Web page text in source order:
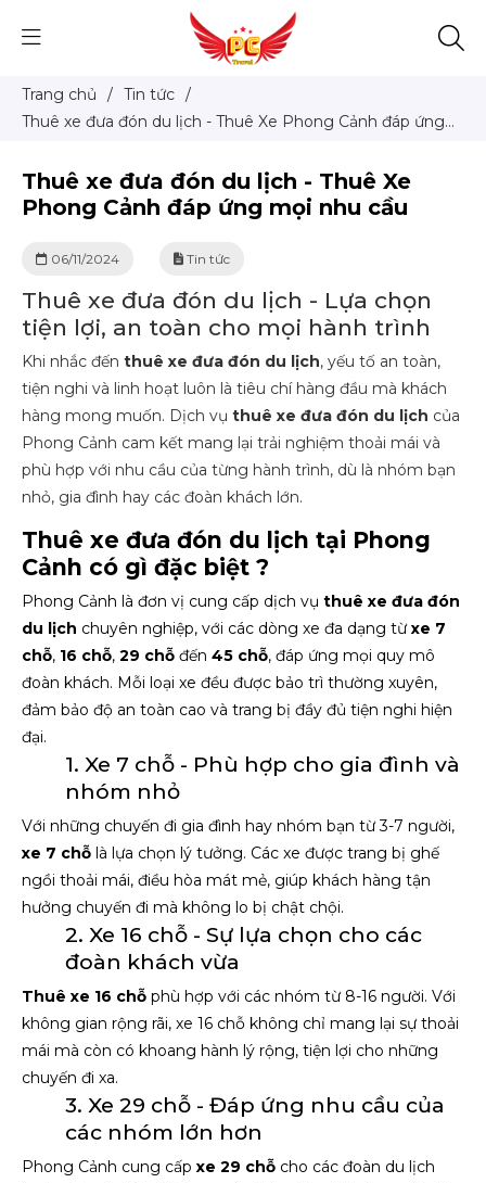
Trang chủ / Tin tức /
Thuê xe đưa đón du lịch - Thuê Xe Phong Cảnh đáp ứng
Thuê xe đưa đón du lịch - Thuê Xe
Phong Cảnh đáp ứng mọi nhu cầu
06/11/2024 Tin tức
Thuê xe đưa đón du lịch - Lựa chọn
tiện lợi, an toàn cho mọi hành trình
Khi nhắc đến thuê xe đưa đón du lịch, yếu tố an toàn,
tiện nghi và linh hoạt luôn là tiêu chí hàng đầu mà khách
hàng mong muốn. Dịch vụ thuê xe đưa đón du lịch của
Phong Cảnh cam kết mang lại trải nghiệm thoải mái và
phù hợp với nhu cầu của từng hành trình, dù là nhóm bạn
nhỏ, gia đình hay các đoàn khách lớn.
Thuê xe đưa đón du lịch tại Phong
Cảnh có gì đặc biệt ?
Phong Cảnh là đơn vị cung cấp dịch vụ thuê xe đưa đón
du lịch chuyên nghiệp, với các dòng xe đa dạng từxe 7
chỗ, 16 chỗ, 29 chỗ đến 45 chỗ, đáp ứng mọi quy mô
đoàn khách. Mỗi loại xe đều được bảo trì thường xuyên,
đảm bảo độ an toàn cao và trang bị đầy đủ tiện nghi hiện
đại.
1. Xe 7 chỗ - Phù hợp cho gia đình và
nhóm nhỏ
Với những chuyến đi gia đình hay nhóm bạn từ 3-7 người,
xe 7 chỗ là lựa chọn lý tưởng. Các xe được trang bị ghế
ngồi thoải mái, điều hòa mát mẻ, giúp khách hàng tận
hưởng chuyến đi mà không lo bị chật chội.
2. Xe 16 chỗ - Sự lựa chọn cho các
đoàn khách vừa
Thuê xe 16 chỗ phù hợp với các nhóm từ 8-16 người. Với
không gian rộng rãi, xe 16 chỗ không chỉ mang lại sự thoải
mái mà còn có khoang hành lý rộng, tiện lợi cho những
chuyến đi xa.
3. Xe 29 chỗ - Đáp ứng nhu cầu của
các nhóm lớn hơn
Phong Cảnh cung cấp xe 29 chỗ cho các đoàn du lịch